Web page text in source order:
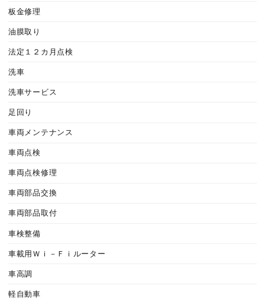
板金修理
油膜取り
法定１２カ月点検
洗車
洗車サービス
足回り
車両メンテナンス
車両点検
車両点検修理
車両部品交換
車両部品取付
車検整備
車載用Ｗｉ－Ｆｉルーター
車高調
軽自動車